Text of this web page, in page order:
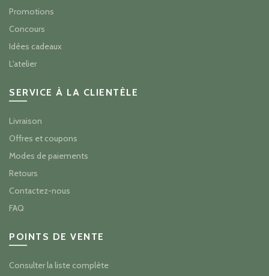
Promotions
Concours
Idées cadeaux
L'atelier
SERVICE À LA CLIENTÈLE
Livraison
Offres et coupons
Modes de paiements
Retours
Contactez-nous
FAQ
POINTS DE VENTE
Consulter la liste complète